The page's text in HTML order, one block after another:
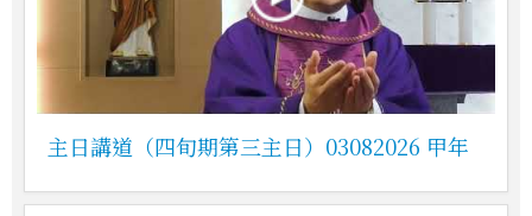
主日講道（四旬期第三主日）03082026 甲年